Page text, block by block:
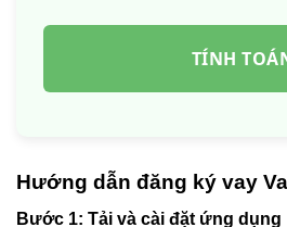
TÍNH
Hướng dẫn đăng ký vay
Bước 1: Tải và cài đặt ứng dụng